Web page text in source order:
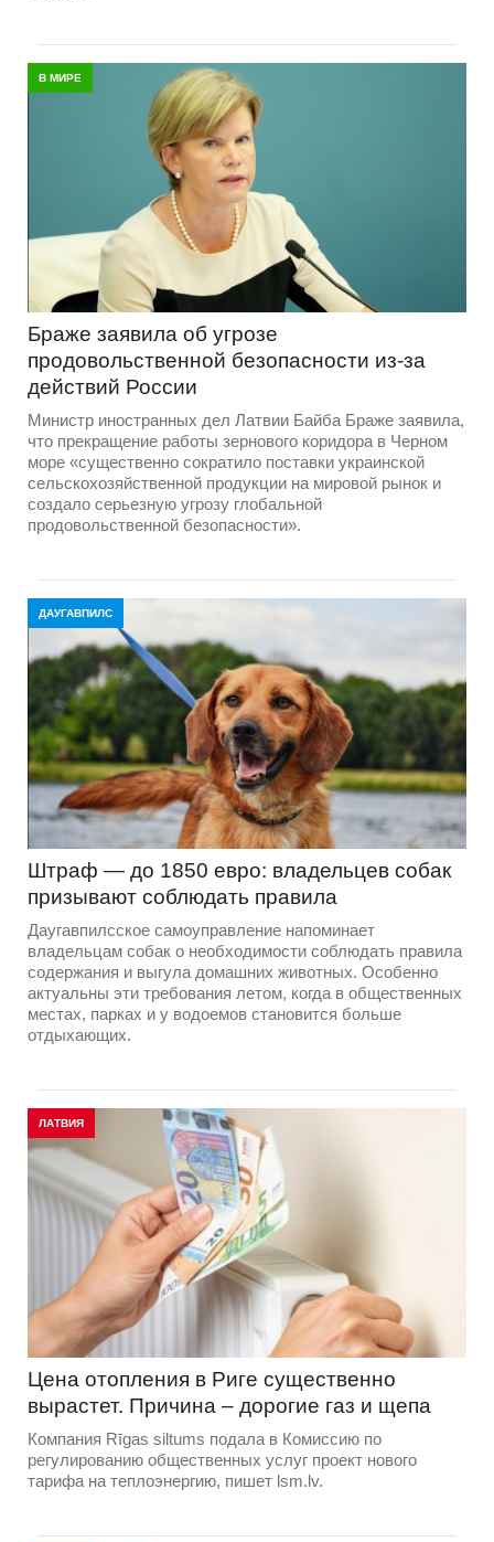
В МИРЕ
Браже заявила об угрозе
продовольственной безопасности из-за
действий России
Министр иностранных дел Латвии Байба Браже заявила,
что прекращение работы зернового коридора в Черном
море «существенно сократило поставки украинской
сельскохозяйственной продукции на мировой рынок и
создало серьезную угрозу глобальной
продовольственной безопасности».
ДАУГАВПИЛС
Штраф — до 1850 евро: владельцев собак
призывают соблюдать правила
Даугавпилсское самоуправление напоминает
владельцам собак о необходимости соблюдать правила
содержания и выгула домашних животных. Особенно
актуальны эти требования летом, когда в общественных
местах, парках и у водоемов становится больше
отдыхающих.
ЛАТВИЯ
Цена отопления в Риге существенно
вырастет. Причина – дорогие газ и щепа
Компания Rīgas siltums подала в Комиссию по
регулированию общественных услуг проект нового
тарифа на теплоэнергию, пишет lsm.lv.